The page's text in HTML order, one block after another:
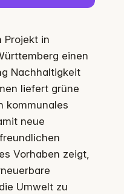
Projekt in
einen
Nachhaltigkeit
liefert grüne
kommunales
neue
Vorhaben zeigt,
Umwelt zu